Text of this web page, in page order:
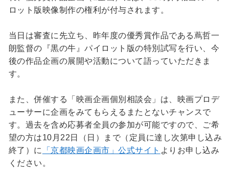
ロット版映像制作の権利が付与されます。
当日は審査に先立ち、昨年度の優秀賞作品である蔦哲一
朗監督の『黒の牛』パイロット版の特別試写を行い、今
後の作品企画の展開や活動について語っていただきま
す。
また、併催する「映画企画個別相談会」は、映画プロデ
ューサーに企画をみてもらえるまたとないチャンスで
す。過去を含め応募者全員の参加が可能ですので、ご希
望の方は10月22日（日）まで（定員に達し次第申し込み
終了）に
「京都映画企画市」公式サイト よりお申し込み
ください。